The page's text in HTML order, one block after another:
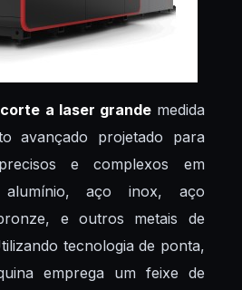
a laser grandemedida
avançado projetado para
e complexos em
alumínio, aço inox, aço
e outros metais de
tecnologia de ponta,
emprega um feixe de